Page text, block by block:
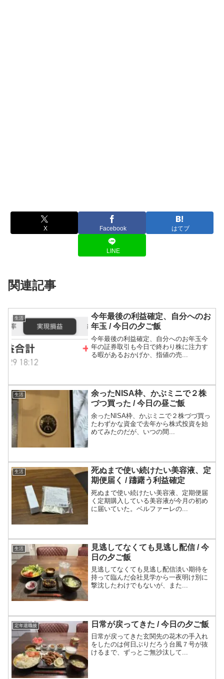
X Facebook はてブ
LINE
関連記事
生活
今年最後の利益確定、自分へのお
年玉 / 今日の夕ご飯
今年最後の利益確定、自分へのお年玉今
年の証券取引も今日で終わり株に注力す
る暇があるおかげか、指値の売...
生活
余ったNISA枠、かぶミニで２株
づつ買った / 今日の昼ご飯
余ったNISA枠、かぶミニで２株づづ買っ
たわずかな資金で去年から株式投資を始
めてみたのだが、いつの間...
生活
死ぬまで使い続けたい美容液、定
期便届く / 躊躇う利益確定
死ぬまで使い続けたい美容液、定期便届
く定期購入している美容液が今月の初め
に届いていた。ベルファーレの...
生活
見逃してなくても見逃し配信 / 今
日の夕ご飯
見逃してなくても見逃し配信淡い期待を
持って臨んだ会社見学から一夜明け別に
撃沈したわけでもないが、また...
定年退職後 日常が戻ってきた / 今日の夕ご飯
日常が戻ってきた玄関先の花木の手入れ
をしたのは何日ぶりだろう台風７号が抜
けるまで、ずっとご無沙汰して...